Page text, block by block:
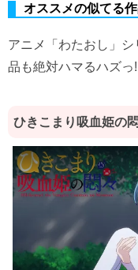
オススメの似てる
アニメ「わたおし」
品も絶対ハマるハズっ
ひきこまり吸血姫の